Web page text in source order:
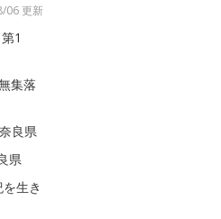
06 更新
1
集落
良県
県
生き